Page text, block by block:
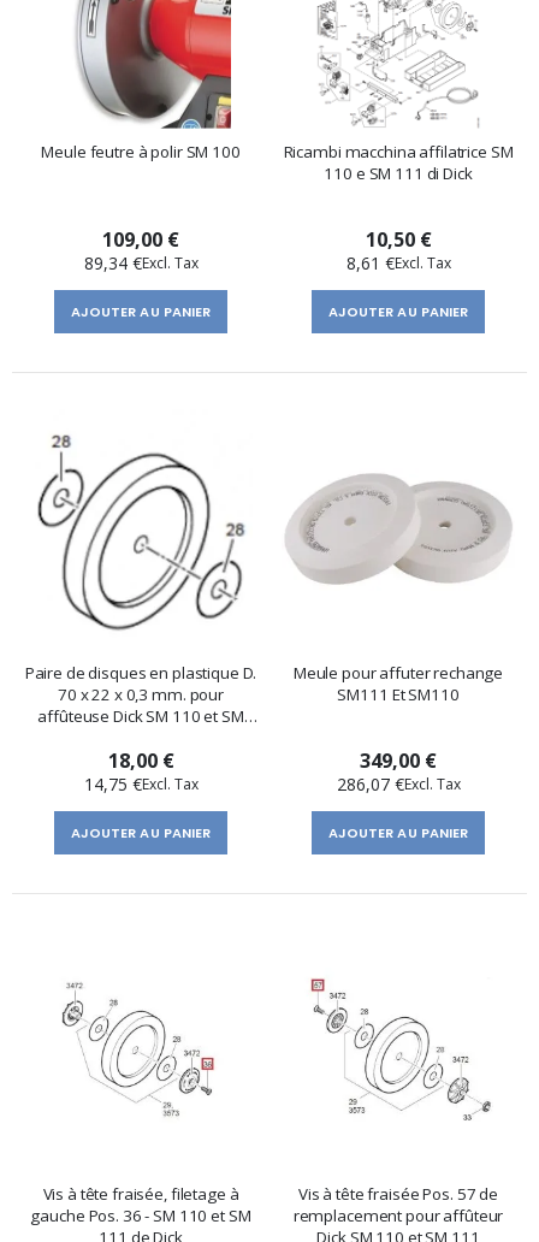
Meule feutre à polir SM 100
109,00 €
89,34 €
AJOUTER AU PANIER
Ricambi macchina affilatrice SM
110 e SM 111 di Dick
10,50 €
8,61 €
AJOUTER AU PANIER
Paire de disques en plastique D.
70 x 22 x 0,3 mm. pour
affûteuse Dick SM 110 et SM
18,00 €
14,75 €
AJOUTER AU PANIER
Meule pour affuter rechange
SM111 Et SM110
349,00 €
286,07 €
AJOUTER AU PANIER
Vis à tête fraisée, filetage à
gauche Pos. 36 - SM 110 et SM
Vis à tête fraisée Pos. 57 de
remplacement pour affûteur